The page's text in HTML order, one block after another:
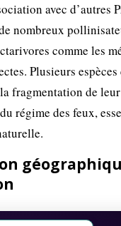
avec d’autres
nombreux
comme les
Plusieurs espèces
fragmentation de
régime des feux,